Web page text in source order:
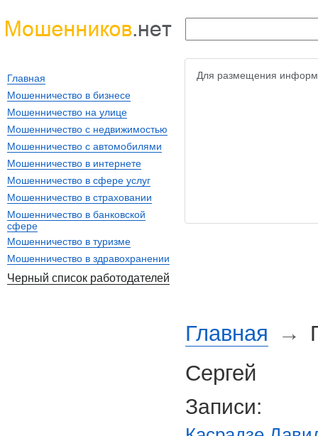
Для размещения
Главная →
Сергей
Записи:
Главная
Мошенничество в бизнесе
Мошенничество на улице
Мошенничество с недвижимостью
Мошенничество с автомобилями
Мошенничество в интернете
Мошенничество в сфере услуг
Мошенничество в страховании
Мошенничество в банковской
сфере
Мошенничество в туризме
Мошенничество в здравохранении
Черный список работодателей